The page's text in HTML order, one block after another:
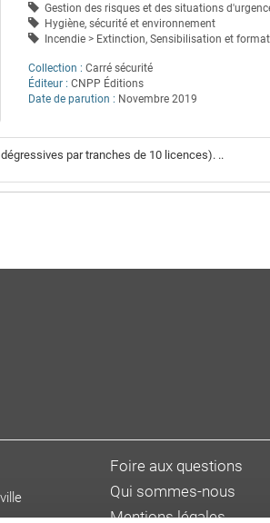
Gestion des risques et des situations
Hygiène, sécurité et environnement
Incendie > Extinction, Sensibilisation et
Collection : Carré sécurité
Éditeur : CNPP Éditions
Date de parution : Novembre 2019
par tranches de 10 licences). ..
Foire aux questions
Qui sommes-nous
Mentions légales